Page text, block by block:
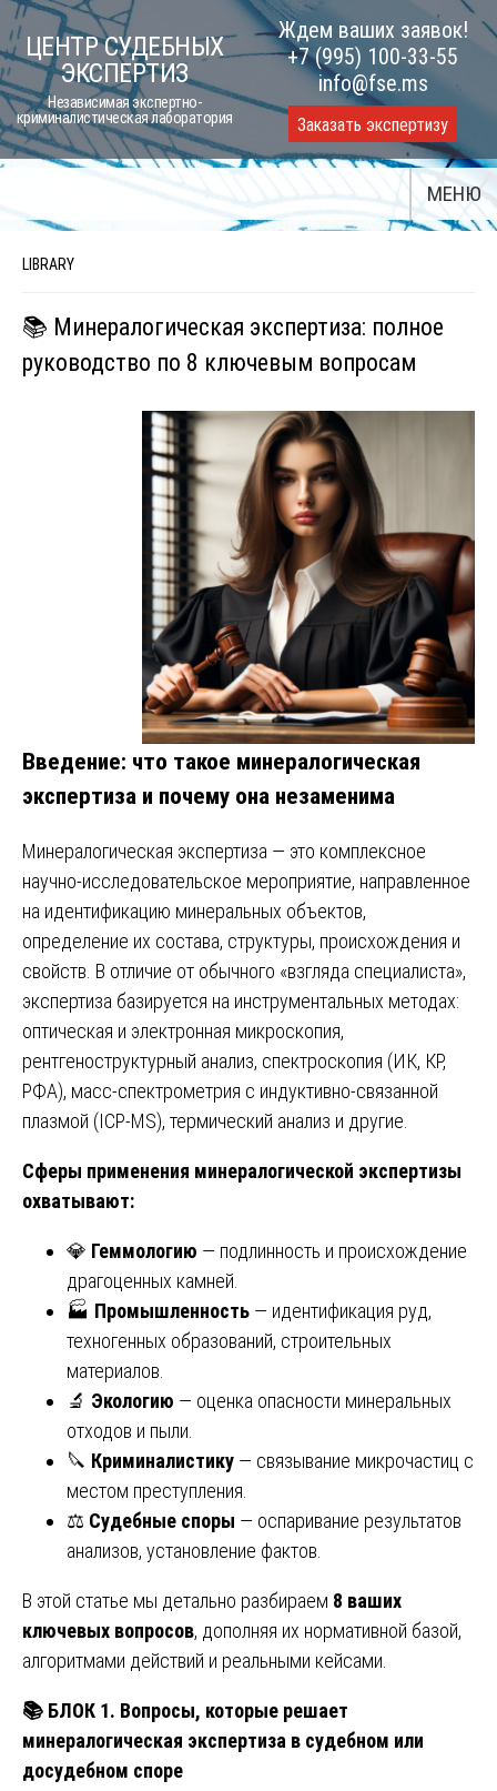
Skip
to
content
ЦЕНТР СУДЕБНЫХ
ЭКСПЕРТИЗ
Независимая экспертно-
криминалистическая лаборатория
Ждем ваших заявок!
+7 (995) 100-33-55
info@fse.ms
Заказать экспертизу
МЕНЮ
LIBRARY
📚 Минералогическая экспертиза: полное
руководство по 8 ключевым вопросам
Введение: что такое минералогическая
экспертиза и почему она незаменима
Минералогическая экспертиза — это комплексное
научно-исследовательское мероприятие, направленное
на идентификацию минеральных объектов,
определение их состава, структуры, происхождения и
свойств. В отличие от обычного «взгляда специалиста»,
экспертиза базируется на инструментальных методах:
оптическая и электронная микроскопия,
рентгеноструктурный анализ, спектроскопия (ИК, КР,
РФА), масс-спектрометрия с индуктивно-связанной
плазмой (ICP-MS), термический анализ и другие.
Сферы применения минералогической экспертизы
охватывают:
💎 Геммологию — подлинность и происхождение
драгоценных камней.
🏭 Промышленность — идентификация руд,
техногенных образований, строительных
материалов.
🔬 Экологию — оценка опасности минеральных
отходов и пыли.
🔪 Криминалистику — связывание микрочастиц с
местом преступления.
⚖️ Судебные споры — оспаривание результатов
анализов, установление фактов.
В этой статье мы детально разбираем 8 ваших
ключевых вопросов, дополняя их нормативной базой,
алгоритмами действий и реальными кейсами.
📚 БЛОК 1. Вопросы, которые решает
минералогическая экспертиза в судебном или
досудебном споре